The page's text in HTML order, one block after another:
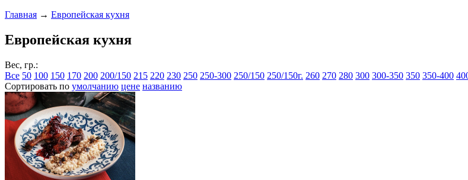
Главная → Европейская кухня
Европейская кухня
Вес, гр.:
Все 50 100 150 170 200 200/150 215 220 230 250 250-300 250/150 250/150г. 260 270 280 300 300-350 350 350-400
Сортировать по умолчанию цене названию